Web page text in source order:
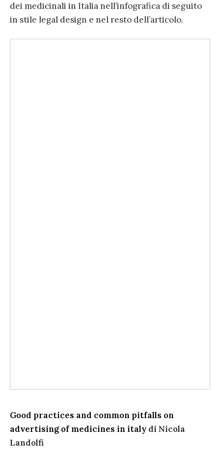
dei medicinali in Italia nell’infografica di seguito
in stile legal design e nel resto dell’articolo.
Good practices and common pitfalls on
advertising of medicines in italy di Nicola
Landolfi